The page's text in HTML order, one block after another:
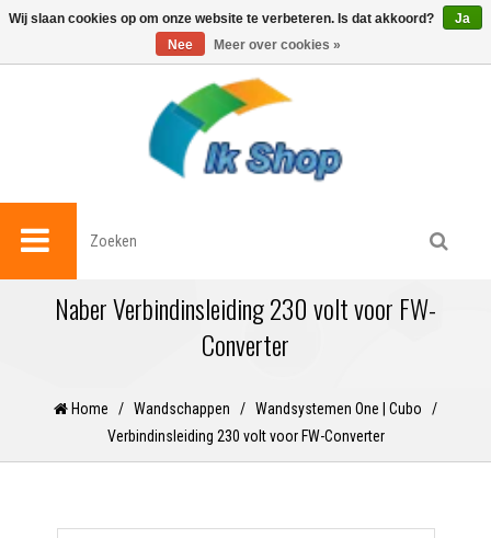
0
Naber Verbindinsleiding 230 volt voor FW-
Converter
Home / Wandschappen / Wandsystemen One | Cubo
/
Verbindinsleiding 230 volt voor FW-Converter
Wij slaan cookies op om onze website te verbeteren. Is dat akkoord?
Ja
Nee
Meer over cookies »